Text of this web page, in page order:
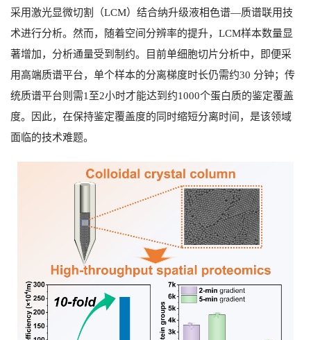
采用激光显微切割（LCM）结合纳升级液相色谱—质谱联用技
术进行分析。然而，随着空间分辨率的提升， LCM样本数量显
著增加，分析通量受到制约。目前单细胞切片分析中，即便采
用高端质谱平台，单个样本的分离梯度时长仍需约30 分钟；传
统质谱平台则需1 至2小时才能达到约1000个蛋白质的鉴定覆盖
度。因此，在保持鉴定覆盖度的同时缩短分离时间，是该领域
面临的技术难题。